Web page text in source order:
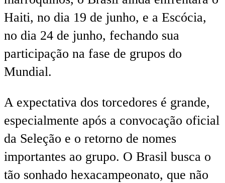
Haiti, no dia 19 de junho, e a Escócia,
no dia 24 de junho, fechando sua
participação na fase de grupos do
Mundial.
A expectativa dos torcedores é grande,
especialmente após a convocação oficial
da Seleção e o retorno de nomes
importantes ao grupo. O Brasil busca o
tão sonhado hexacampeonato, que não